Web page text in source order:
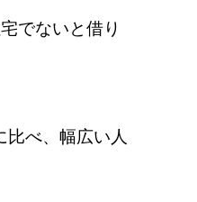
でないと借り
べ、幅広い人